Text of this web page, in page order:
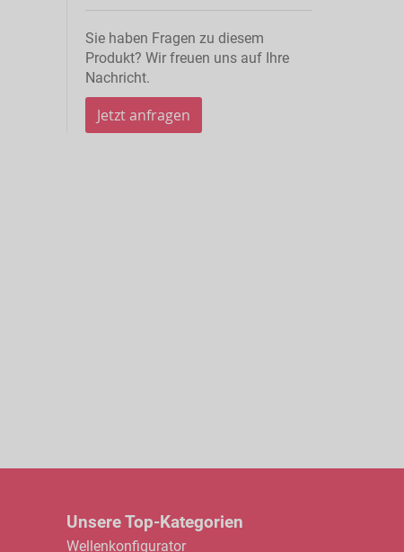
Sie haben Fragen zu diesem
Produkt? Wir freuen uns auf Ihre
Nachricht.
Jetzt anfragen
Unsere Top-Kategorien
Wellenkonfigurator